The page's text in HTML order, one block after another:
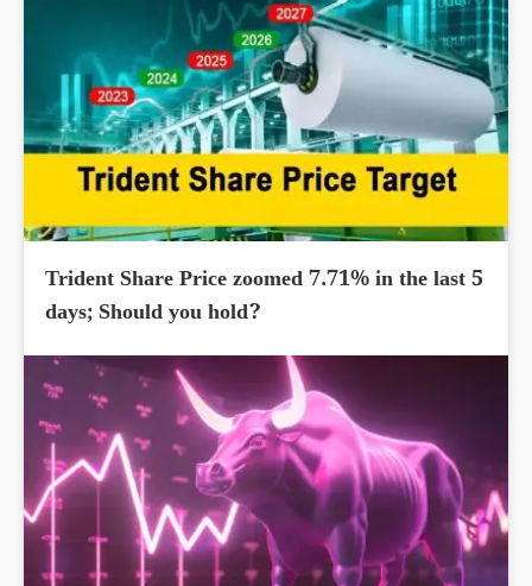
Trident Share Price zoomed 7.71% in the last 5
days; Should you hold?